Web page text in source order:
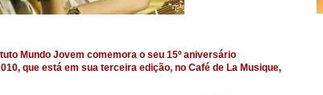
Mundo Jovem comemora o seu 15º aniversário
que está em sua terceira edição, no Café de La Musique,